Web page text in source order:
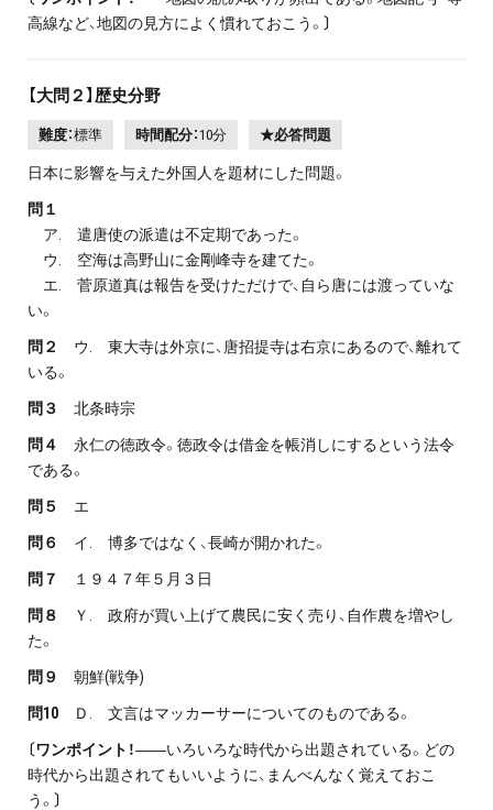
高線など、地図の見方によく慣れておこう。 〕
【大問２】歴史分野
難度：標準 時間配分：10分 ★必答問題
日本に影響を与えた外国人を題材にした問題。
問１
ア. 遣唐使の派遣は不定期であった。
ウ. 空海は高野山に金剛峰寺を建てた。
エ. 菅原道真は報告を受けただけで、自ら唐には渡っていな
い。
問２
ウ. 東大寺は外京に、唐招提寺は右京にあるので、離れて
いる。
問３ 北条時宗
問４
永仁の徳政令。徳政令は借金を帳消しにするという法令
である。
問５ エ
問６ イ. 博多ではなく、長崎が開かれた。
問７ １９４７年５月３日
問８
Ｙ. 政府が買い上げて農民に安く売り、自作農を増やし
た。
問９ 朝鮮(戦争)
問10 Ｄ. 文言はマッカーサーについてのものである。
〔ワンポイント！――いろいろな時代から出題されている。どの
時代から出題されてもいいように、まんべんなく覚えておこ
う。 〕